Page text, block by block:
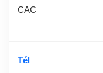
CAC
Tél